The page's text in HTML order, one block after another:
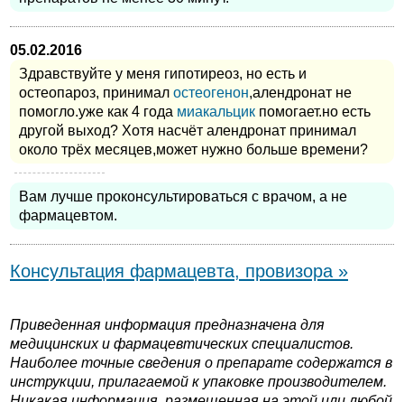
05.02.2016
Здравствуйте у меня гипотиреоз, но есть и
остеопароз, принимал остеогенон,алендронат не
помогло.уже как 4 года миакальцик помогает.но есть
другой выход? Хотя насчёт алендронат принимал
около трёх месяцев,может нужно больше времени?
Вам лучше проконсультироваться с врачом, а не
фармацевтом.
Консультация фармацевта, провизора »
Приведенная информация предназначена для
медицинских и фармацевтических специалистов.
Наиболее точные сведения о препарате содержатся в
инструкции, прилагаемой к упаковке производителем.